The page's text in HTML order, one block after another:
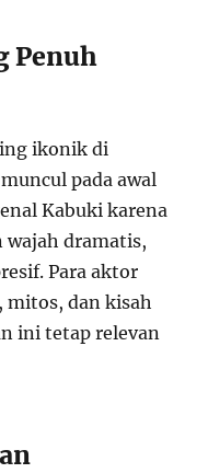
Penuh
ikonik di
pada awal
Kabuki karena
dramatis,
Para aktor
mitos, dan kisah
ini tetap relevan